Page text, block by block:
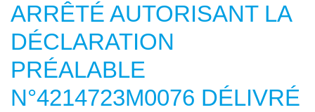
ARRÊTÉ AUTORISANT LA
DÉCLARATION
PRÉALABLE
N°4214723M0076 DÉLIVRÉ